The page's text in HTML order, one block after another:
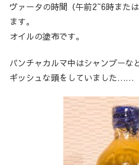
ヴァータの時間（午前2~6時また
ます。
オイルの塗布です。
パンチャカルマ中はシャンプーな
ギッシュな頭をしていました……